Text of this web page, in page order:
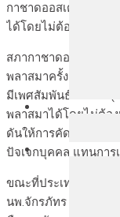
กาชาดออสเตรเลียปล
ได้โดยไม่ต้องเว้น 3 เดื
สภากาชาดออสเตรเลี
พลาสมาครั้งสำคัญ โด
มีเพศสัมพันธ์กับชาย
พลาสมาได้โดยไม่ต้อ
ดันให้การคัดกรองผู้บริ
ปัจเจกบุคคล แทนการ
ขณะที่ประเทศไทยยังค
นพ.จักรภัทร บุญเรือง